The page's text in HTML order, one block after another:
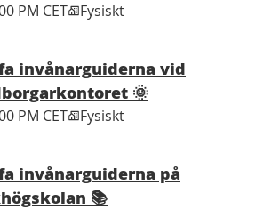
PM CET Fysiskt
invånarguiderna vid
🌞
PM CET Fysiskt
invånarguiderna på
📚